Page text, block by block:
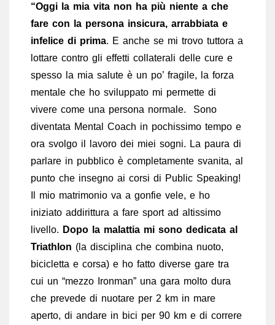
“Oggi la mia vita non ha più niente a che
fare con la persona insicura, arrabbiata e
infelice di prima. E anche se mi trovo tuttora a
lottare contro gli effetti collaterali delle cure e
spesso la mia salute è un po’ fragile, la forza
mentale che ho sviluppato mi permette di
vivere come una persona normale. Sono
diventata Mental Coach in pochissimo tempo e
ora svolgo il lavoro dei miei sogni. La paura di
parlare in pubblico è completamente svanita, al
punto che insegno ai corsi di Public Speaking!
Il mio matrimonio va a gonfie vele, e ho
iniziato addirittura a fare sport ad altissimo
livello. Dopo la malattia mi sono dedicata al
Triathlon (la disciplina che combina nuoto,
bicicletta e corsa) e ho fatto diverse gare tra
cui un “mezzo Ironman” una gara molto dura
che prevede di nuotare per 2 km in mare
aperto, di andare in bici per 90 km e di correre